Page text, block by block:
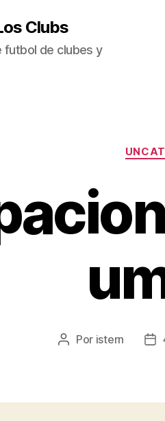
Clubs
futbol de clubes y
Autor
Por istern